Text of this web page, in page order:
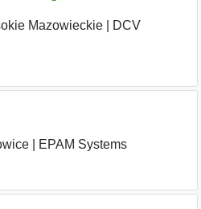
Mazowieckie
DCV
EPAM Systems